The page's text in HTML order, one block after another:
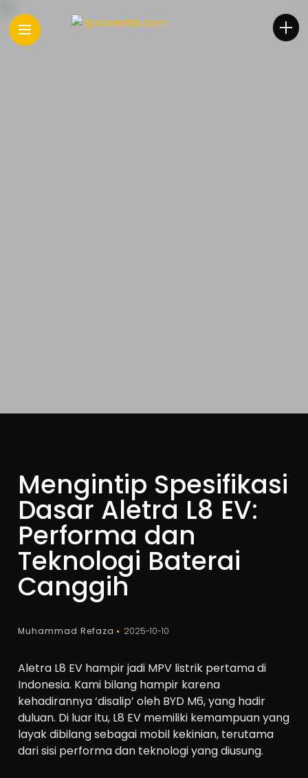
Mengintip Spesifikasi
Dasar Aletra L8 EV:
Performa dan
Teknologi Baterai
Canggih
Muhammad Refaza 2025-10-10
Aletra L8 EV hampir jadi MPV listrik pertama di
Indonesia. Kami bilang hampir karena
kehadirannya ‘disalip’ oleh BYD M6, yang hadir
duluan. Di luar itu, L8 EV memiliki kemampuan yang
layak dibilang sebagai mobil kekinian, terutama
dari sisi performa dan teknologi yang diusung.